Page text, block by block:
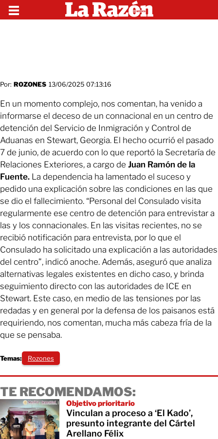
Por: ROZONES 13/06/2025 07:13:16
En un momento complejo, nos comentan, ha venido a
informarse el deceso de un connacional en un centro de
detención del Servicio de Inmigración y Control de
Aduanas en Stewart, Georgia. El hecho ocurrió el pasado
7 de junio, de acuerdo con lo que reportó la Secretaría de
Relaciones Exteriores, a cargo de Juan Ramón de la
Fuente. La dependencia ha lamentado el suceso y
pedido una explicación sobre las condiciones en las que
se dio el fallecimiento. “Personal del Consulado visita
regularmente ese centro de detención para entrevistar a
las y los connacionales. En las visitas recientes, no se
recibió notificación para entrevista, por lo que el
Consulado ha solicitado una explicación a las autoridades
del centro”, indicó anoche. Además, aseguró que analiza
alternativas legales existentes en dicho caso, y brinda
seguimiento directo con las autoridades de ICE en
Stewart. Este caso, en medio de las tensiones por las
redadas y en general por la defensa de los paisanos está
requiriendo, nos comentan, mucha más cabeza fría de la
que se pensaba.
Temas: Rozones
TE RECOMENDAMOS:
Objetivo prioritario
Vinculan a proceso a ‘El Kado’,
presunto integrante del Cártel
Arellano Félix